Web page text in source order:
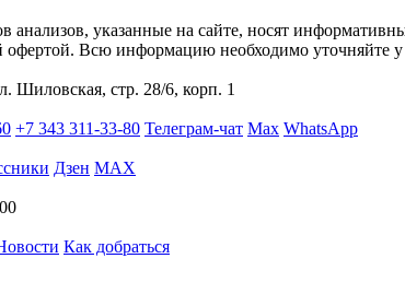
анализов, указанные на сайте, носят
офертой. Всю информацию необходимо уточняйте у
Шиловская, стр. 28/6, корп. 1
+7 343 311-33-80 Телеграм-чат Max WhatsApp
Дзен МАХ
Как добраться